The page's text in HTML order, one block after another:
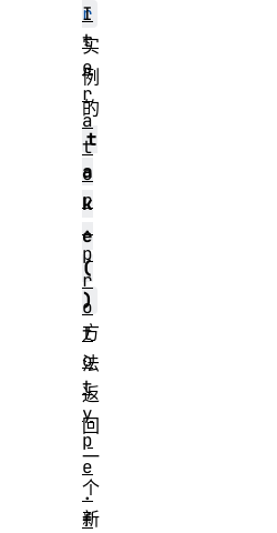
r
实
例
的
t
a
k
e
(
)
方
法
返
回
一
个
新
I
t
e
r
a
t
o
r
.
p
r
o
t
o
t
y
p
e
.
f